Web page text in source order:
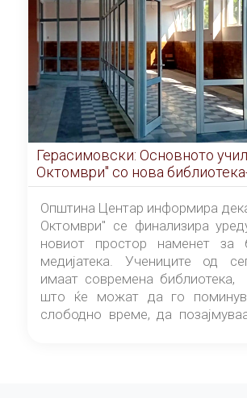
Герасимовски: Основното
Октомври" со нова библиотека-
од септември
Општина Центар информира
Октомври" се финализира
новиот простор наменет за
медијатека. Учениците од
имаат современа библиотека,
што ќе можат да го
слободно време, да